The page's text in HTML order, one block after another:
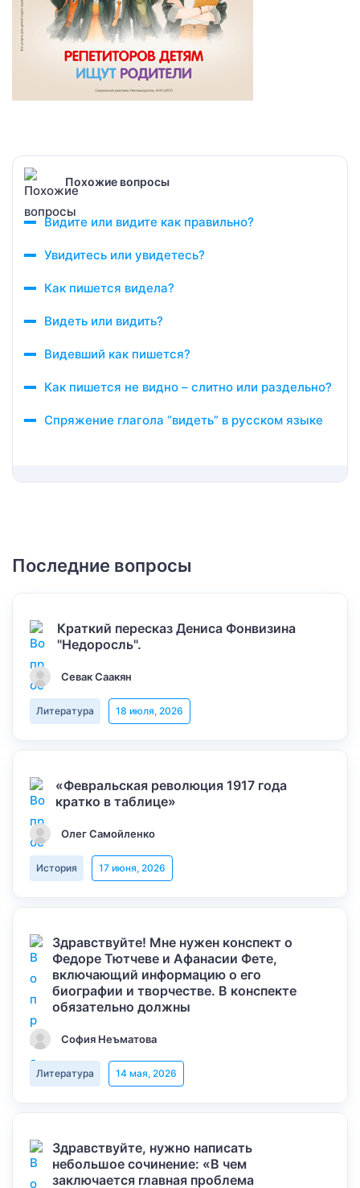
Похожие вопросы
Видите или видите как правильно?
Увидитесь или увидетесь?
Как пишется видела?
Видеть или видить?
Видевший как пишется?
Как пишется не видно – слитно или раздельно?
Спряжение глагола “видеть” в русском языке
Последние вопросы
Краткий пересказ Дениса Фонвизина
"Недоросль".
Севак Саакян
Литература 18 июля, 2026
«Февральская революция 1917 года
кратко в таблице»
Олег Самойленко
История 17 июня, 2026
Здравствуйте! Мне нужен конспект о
Федоре Тютчеве и Афанасии Фете,
включающий информацию о его
биографии и творчестве. В конспекте
обязательно должны
София Неъматова
Литература 14 мая, 2026
Здравствуйте, нужно написать
небольшое сочинение: «В чем
заключается главная проблема